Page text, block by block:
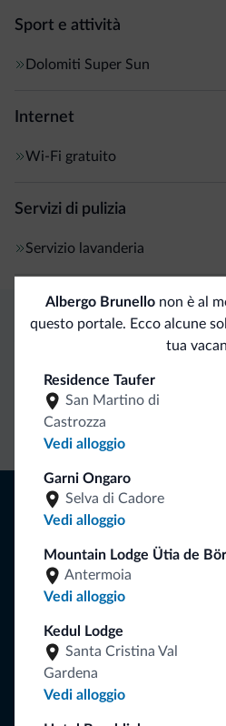
Sport e attività
Dolomiti Super Sun
Internet
Wi-Fi gratuito
Servizi di pulizia
Servizio lavanderia
Albergo Brunello non è al
questo portale. Ecco alcune
tua
Residence Taufer
San Martino di
Castrozza
Vedi alloggio
Garni Ongaro
Selva di Cadore
Vedi alloggio
Mountain Lodge Ütia de
Antermoia
Vedi alloggio
Kedul Lodge
Santa Cristina Val
Gardena
Vedi alloggio
Vantaggi esclusivi
Contatto
diretto
Consigli dalle
vacanza nelle
ISCRIVITI ALLA